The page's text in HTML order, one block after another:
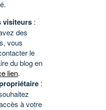
visiteurs :
des
vous
le
du blog en
lien.
:
à votre